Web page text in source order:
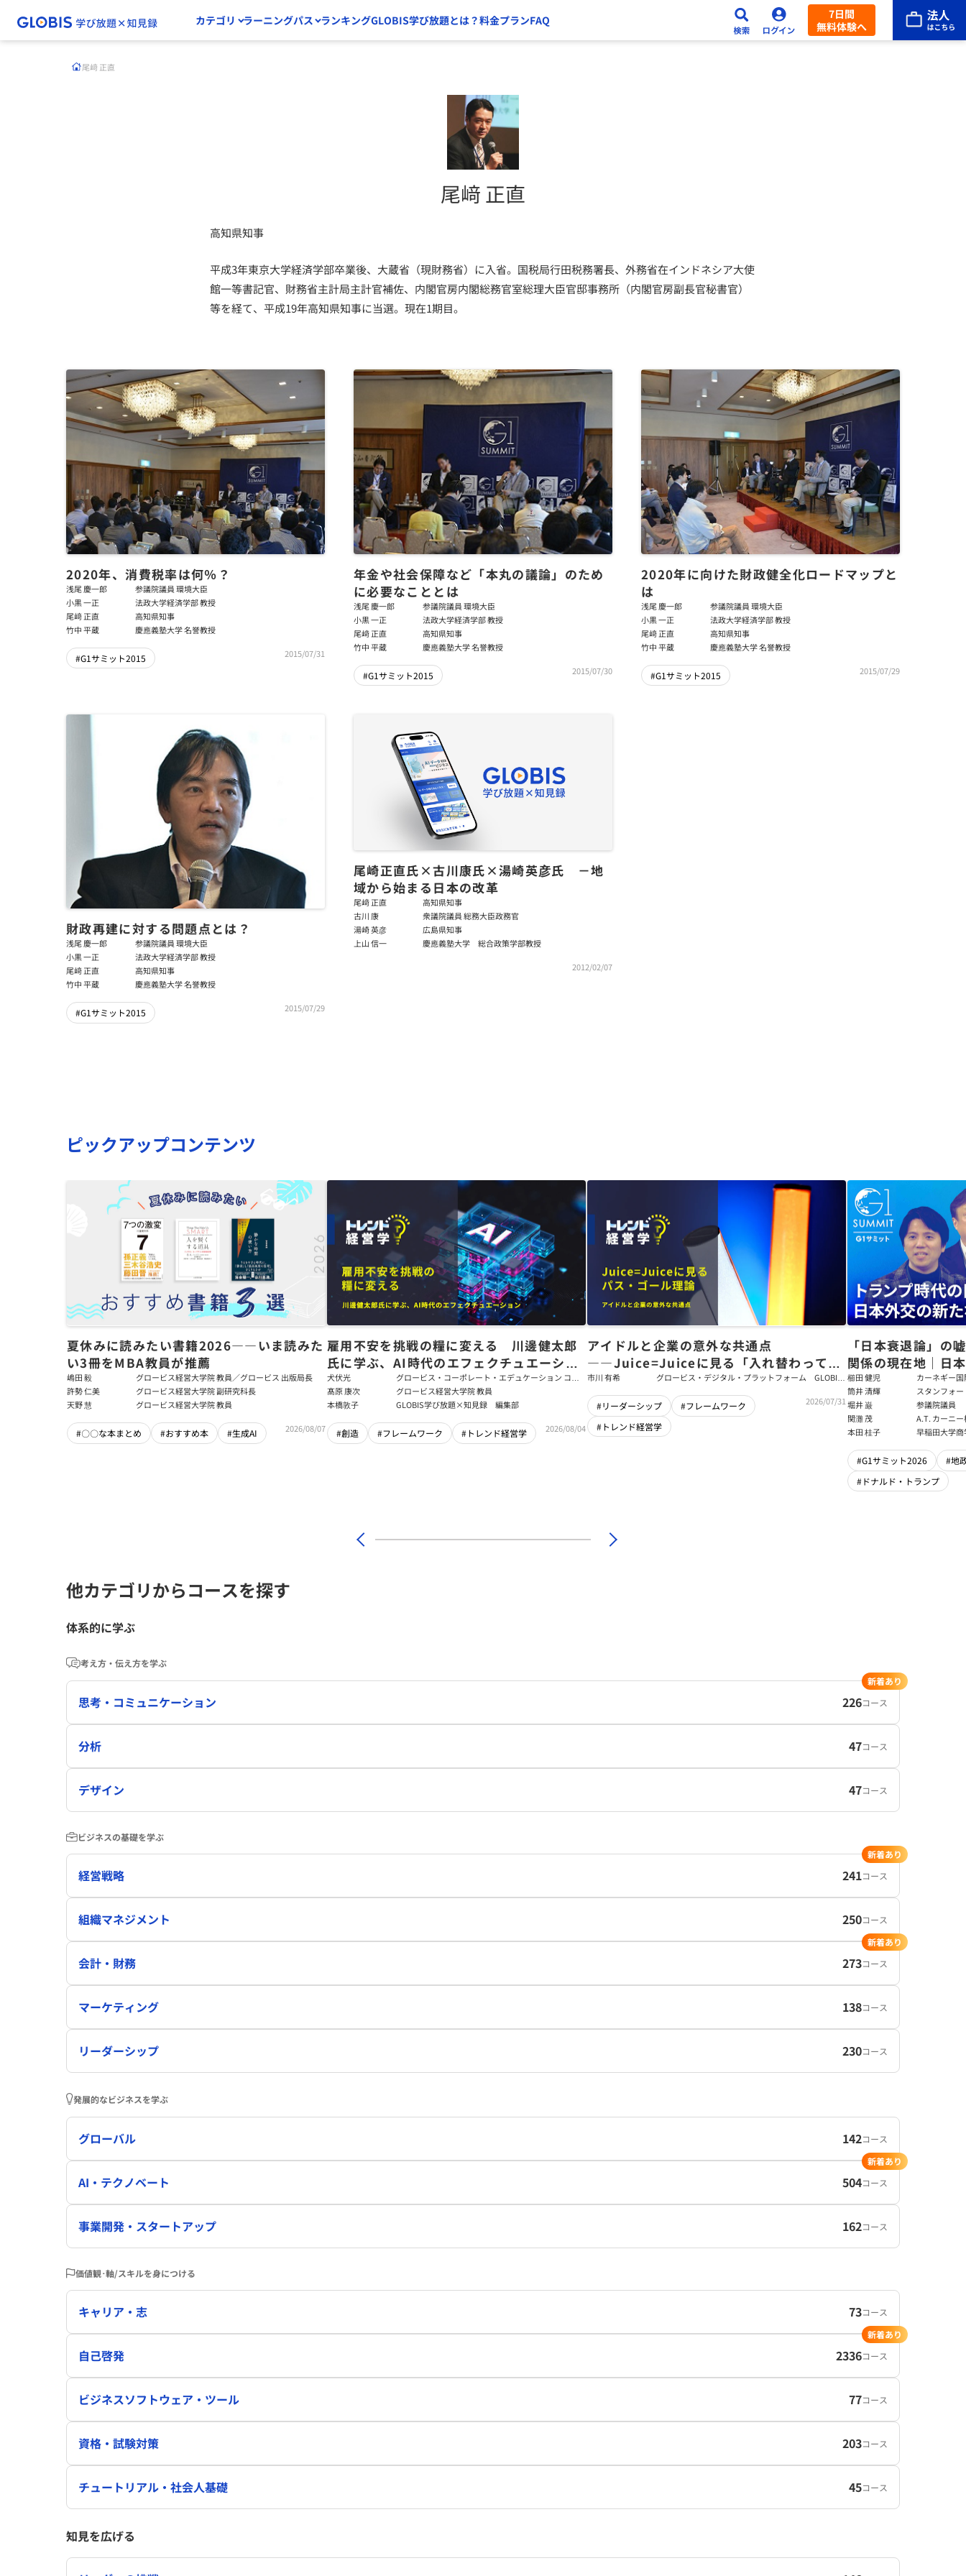
カテゴリ ラーニングパス ランキングGLOBIS学び放題とは？料金プランFAQ
7日間
無料体験へ
尾﨑 正直
尾﨑 正直
高知県知事
平成3年東京大学経済学部卒業後、大蔵省（現財務省）に入省。国税局行田税務署長、外務省在インドネシア大使
館一等書記官、財務省主計局主計官補佐、内閣官房内閣総務官室総理大臣官邸事務所（内閣官房副長官秘書官）
等を経て、平成19年高知県知事に当選。現在1期目。
2020年、消費税率は何％？
浅尾 慶一郎
参議院議員 環境大臣
小黒 一正
法政大学経済学部 教授
尾﨑 正直
高知県知事
竹中 平蔵
慶應義塾大学 名誉教授
#G1サミット2015 2015/07/31
年金や社会保障など「本丸の議論」のため
に必要なこととは
浅尾 慶一郎
参議院議員 環境大臣
小黒 一正
法政大学経済学部 教授
尾﨑 正直
高知県知事
竹中 平蔵
慶應義塾大学 名誉教授
#G1サミット2015 2015/07/30
2020年に向けた財政健全化ロードマップと
は
浅尾 慶一郎
参議院議員 環境大臣
小黒 一正
法政大学経済学部 教授
尾﨑 正直
高知県知事
竹中 平蔵
慶應義塾大学 名誉教授
#G1サミット2015 2015/07/29
財政再建に対する問題点とは？
浅尾 慶一郎
参議院議員 環境大臣
小黒 一正
法政大学経済学部 教授
尾﨑 正直
高知県知事
竹中 平蔵
慶應義塾大学 名誉教授
#G1サミット2015 2015/07/29
尾崎正直氏×古川康氏×湯崎英彦氏 －地
域から始まる日本の改革
尾﨑 正直
高知県知事
古川 康
衆議院議員 総務大臣政務官
湯崎 英彦
広島県知事
上山 信一
慶應義塾大学 総合政策学部教授
2012/02/07
ピックアップコンテンツ
夏休みに読みたい書籍2026――いま読みた
い3冊をMBA教員が推薦
嶋田 毅
グロービス経営大学院 教員／グロービス 出版局長
許勢 仁美
グロービス経営大学院 副研究科長
天野 慧
グロービス経営大学院 教員
#〇〇な本まとめ #おすすめ本 #生成AI 2026/08/07
雇用不安を挑戦の糧に変える 川邊健太郎
氏に学ぶ、AI時代のエフェクチュエーショ
ン
犬伏光
グロービス・コーポレート・エデュケーション コー
ポレート・ソリューション・チーム コンサルタント
髙原 康次
グロービス経営大学院 教員
本橋敦子
GLOBIS学び放題×知見録 編集部
#創造 #フレームワーク #トレンド経営学 2026/08/04
アイドルと企業の意外な共通点
――Juice=Juiceに見る「入れ替わっても
強いチーム」をつくるパス・ゴール理論
市川 有希
グロービス・デジタル・プラットフォーム GLOBIS
#リーダーシップ
#フレームワーク
#トレンド経営学
2026/07/31
「日本衰退論」の
関係の現在地｜日
戦略【櫛田健児×
輝】
櫛田 健児
カーネギー
ラムディレ
筒井 清輝
スタンフォ
大学アジア
フェロー
堀井 巌
参議院議員
関灘 茂
A.T. カーニ
本法人会長
本田 桂子 早稲田大学
#G1サミット2026
#地
#ドナルド・トランプ
他カテゴリからコースを探す
体系的に学ぶ
考え方・伝え方を学ぶ
思考・コミュニケーション 226コース
新着あり
分析 47コース
デザイン 47コース
ビジネスの基礎を学ぶ
経営戦略 241コース
新着あり
組織マネジメント 250コース
会計・財務 273コース
新着あり
マーケティング 138コース
リーダーシップ 230コース
発展的なビジネスを学ぶ
グローバル 142コース
AI・テクノベート 504コース
新着あり
事業開発・スタートアップ 162コース
価値観･軸/スキルを身につける
キャリア・志 73コース
自己啓発 2336コース
新着あり
ビジネスソフトウェア・ツール 77コース
資格・試験対策 203コース
チュートリアル・社会人基礎 45コース
知見を広げる